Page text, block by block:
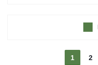
1 2